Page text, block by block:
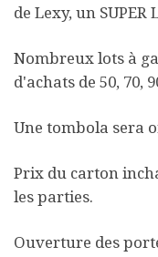
de Lexy, un SUPER
Nombreux lots à
d'achats de 50, 70,
Une tombola sera
Prix du carton
les parties.
Ouverture des